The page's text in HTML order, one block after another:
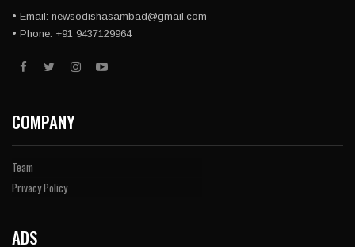
• Email: newsodishasambad@gmail.com
• Phone: +91 9437129964
COMPANY
Team
Privacy Policy
ADS